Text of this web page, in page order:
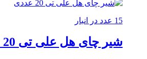
15 عدد در انبار
شیر چای هل علی تی 20 عددی